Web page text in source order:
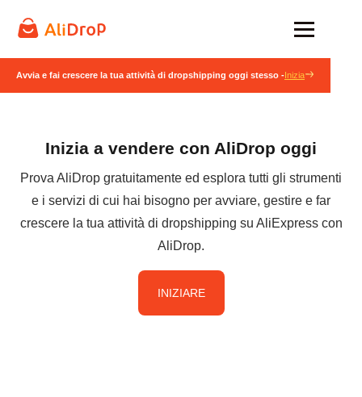
Avvia e fai crescere la tua attività di dropshipping oggi stesso -Inizia
Inizia a vendere con AliDrop oggi
Prova AliDrop gratuitamente ed esplora tutti gli strumenti
e i servizi di cui hai bisogno per avviare, gestire e far
crescere la tua attività di dropshipping su AliExpress con
AliDrop.
INIZIARE